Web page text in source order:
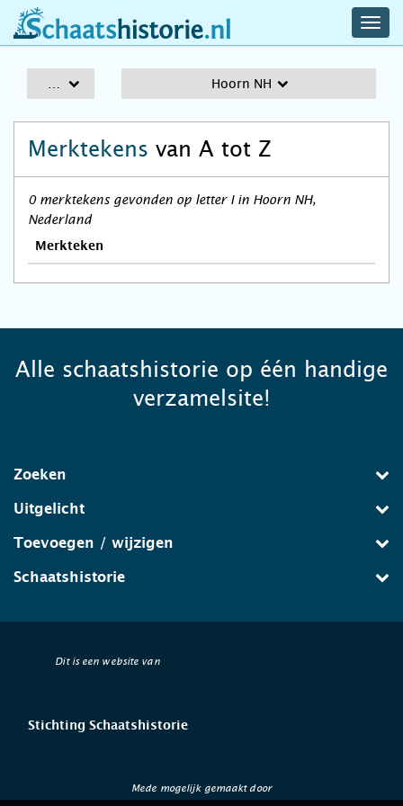
schaatshistorie.nl
Hoorn NH
Merktekens van A tot Z
0 merktekens gevonden op letter I in Hoorn NH,
Nederland
Merkteken
Alle schaatshistorie op één handige
verzamelsite!
Zoeken
Uitgelicht
Toevoegen / wijzigen
Schaatshistorie
Dit is een website van
Stichting Schaatshistorie
Mede mogelijk gemaakt door